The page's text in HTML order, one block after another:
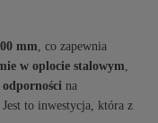
mm, co zapewnia
w oplocie stalowym,
odporności na
to inwestycja, która z